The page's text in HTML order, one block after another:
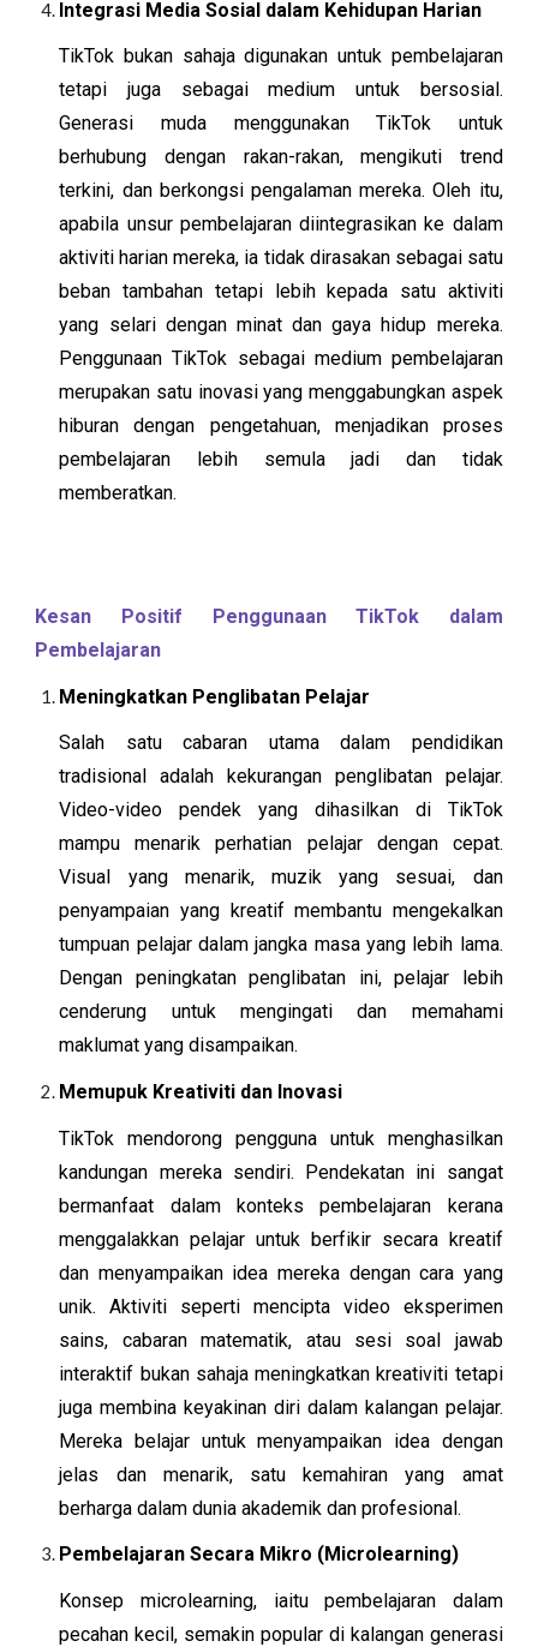
Integrasi Media Sosial dalam Kehidupan Harian
TikTok bukan sahaja digunakan untuk pembelajaran
tetapi juga sebagai medium untuk bersosial.
Generasi muda menggunakan TikTok untuk
berhubung dengan rakan-rakan, mengikuti trend
terkini, dan berkongsi pengalaman mereka. Oleh itu,
apabila unsur pembelajaran diintegrasikan ke dalam
aktiviti harian mereka, ia tidak dirasakan sebagai satu
beban tambahan tetapi lebih kepada satu aktiviti
yang selari dengan minat dan gaya hidup mereka.
Penggunaan TikTok sebagai medium pembelajaran
merupakan satu inovasi yang menggabungkan aspek
hiburan dengan pengetahuan, menjadikan proses
pembelajaran lebih semula jadi dan tidak
memberatkan.
Kesan Positif Penggunaan TikTok dalam
Pembelajaran
Meningkatkan Penglibatan Pelajar
Salah satu cabaran utama dalam pendidikan
tradisional adalah kekurangan penglibatan pelajar.
Video-video pendek yang dihasilkan di TikTok
mampu menarik perhatian pelajar dengan cepat.
Visual yang menarik, muzik yang sesuai, dan
penyampaian yang kreatif membantu mengekalkan
tumpuan pelajar dalam jangka masa yang lebih lama.
Dengan peningkatan penglibatan ini, pelajar lebih
cenderung untuk mengingati dan memahami
maklumat yang disampaikan.
Memupuk Kreativiti dan Inovasi
TikTok mendorong pengguna untuk menghasilkan
kandungan mereka sendiri. Pendekatan ini sangat
bermanfaat dalam konteks pembelajaran kerana
menggalakkan pelajar untuk berfikir secara kreatif
dan menyampaikan idea mereka dengan cara yang
unik. Aktiviti seperti mencipta video eksperimen
sains, cabaran matematik, atau sesi soal jawab
interaktif bukan sahaja meningkatkan kreativiti tetapi
juga membina keyakinan diri dalam kalangan pelajar.
Mereka belajar untuk menyampaikan idea dengan
jelas dan menarik, satu kemahiran yang amat
berharga dalam dunia akademik dan profesional.
Pembelajaran Secara Mikro (Microlearning)
Konsep microlearning, iaitu pembelajaran dalam
pecahan kecil, semakin popular di kalangan generasi